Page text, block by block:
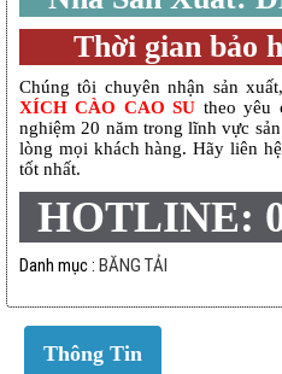
Thời gian bảo
Chúng tôi chuyên nhận sản
XÍCH CÀO CAO SU theo yêu
nghiệm 20 năm trong lĩnh vực
lòng mọi khách hàng. Hãy liên
tốt nhất.
HOTLINE:
Danh mục : BĂNG TẢI
Thông Tin